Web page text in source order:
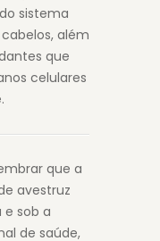
sistema
além
que
celulares
que a
avestruz
sob a
de saúde,